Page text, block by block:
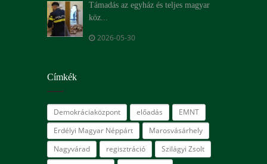
Támadás az egyház és teljes magyar
köz...
2026-05-30
Címkék
Demokráciaközpont előadás
EMNT
Erdélyi Magyar Néppárt
Marosvásárhely
Nagyvárad
regisztráció
Szilágyi Zsolt